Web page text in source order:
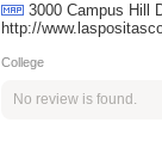
3000 Campus Hill
http://
College
No review is found.